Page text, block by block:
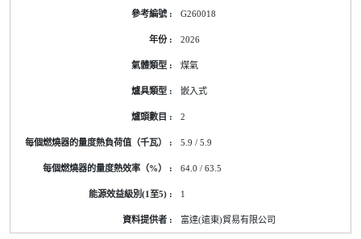
G260018
2026
煤氣
嵌入式
2
5.9 / 5.9
64.0 / 63.5
1
富達(遠東)貿易有限公司